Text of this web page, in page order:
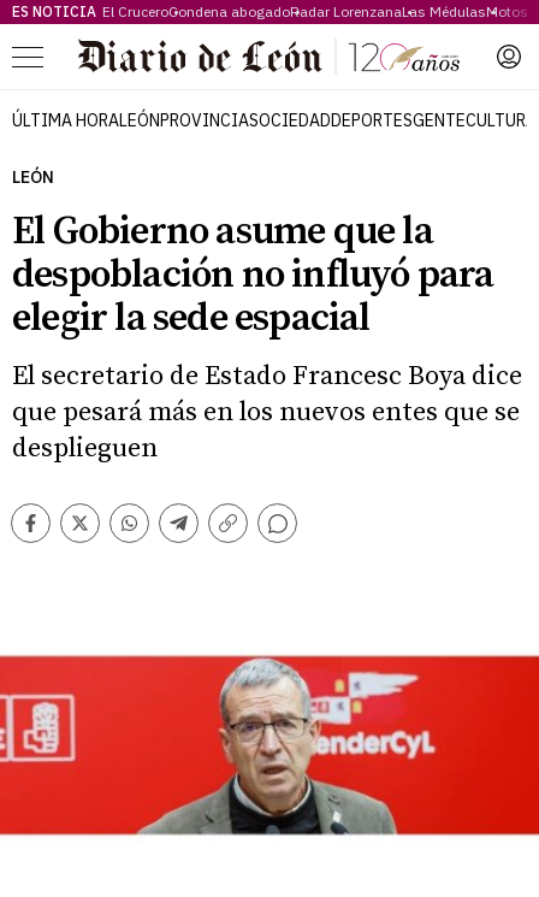
ES NOTICIA El CruceroCondena abogadoRadar LorenzanaLas MédulasMotos
Menú
ÚLTIMA HORALEÓNPROVINCIASOCIEDADDEPORTESGENTECULTURA
LEÓN
El Gobierno asume que la
despoblación no influyó para
elegir la sede espacial
El secretario de Estado Francesc Boya dice
que pesará más en los nuevos entes que se
desplieguen
Facebook
TwitterWhatsappTelegram
Copiar
Comentarios